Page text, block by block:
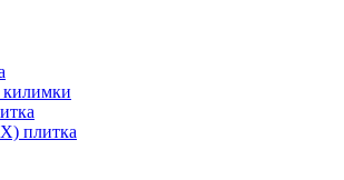
килимки
плитка